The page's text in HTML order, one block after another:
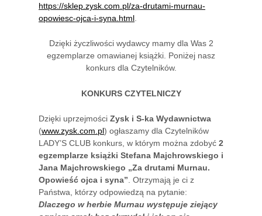
https://sklep.zysk.com.pl/za-drutami-murnau-
opowiesc-ojca-i-syna.html
Dzięki życzliwości wydawcy mamy dla Was 2
egzemplarze omawianej książki. Poniżej nasz
konkurs dla Czytelników.
KONKURS CZYTELNICZY
Dzięki uprzejmości Zysk i S-ka Wydawnictwa
(www.zysk.com.pl) ogłaszamy dla Czytelników
LADY’S CLUB konkurs, w którym można zdobyć 2
egzemplarze książki Stefana Majchrowskiego i
Jana Majchrowskiego „Za drutami Murnau.
Opowieść ojca i syna” . Otrzymają je ci z
Państwa, którzy odpowiedzą na pytanie:
Dlaczego w herbie Murnau występuje ziejący